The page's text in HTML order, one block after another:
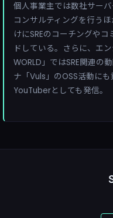
個人事業主では数社サー
コンサルティングを行う
けにSREのコーチングや
ドしている。さらに、エ
WORLD」ではSRE関連の
ナ「Vuls」のOSS活動に
YouTuberとしても発信。